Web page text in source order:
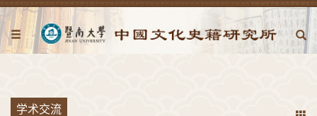
学术交流